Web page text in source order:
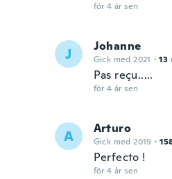
för 4 år sen
J Johanne
Gick med 2021 · 13
Pas reçu.....
för 4 år sen
A Arturo
Gick med 2019 ·
Perfecto !
för 4 år sen